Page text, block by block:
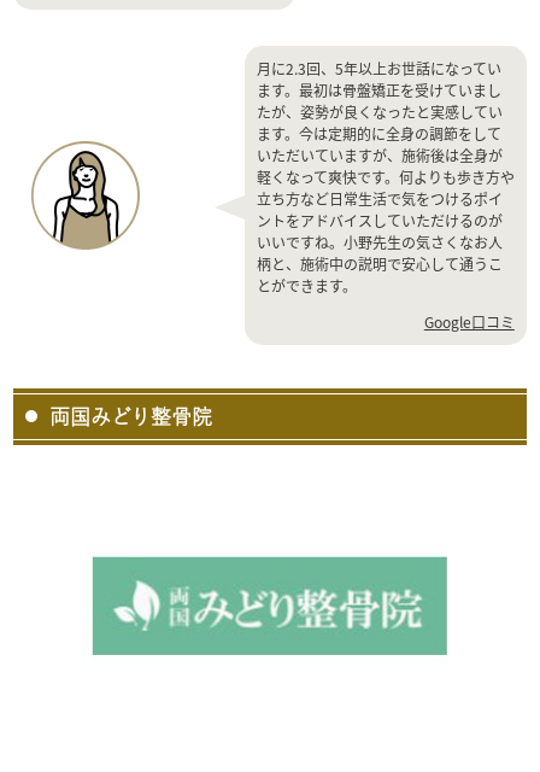
月に2.3回、5年以上お世話になってい
ます。最初は骨盤矯正を受けていまし
たが、姿勢が良くなったと実感してい
ます。今は定期的に全身の調節をして
いただいていますが、施術後は全身が
軽くなって爽快です。何よりも歩き方や
立ち方など日常生活で気をつけるポイ
ントをアドバイスしていただけるのが
いいですね。小野先生の気さくなお人
柄と、施術中の説明で安心して通うこ
とができます。
Google口コミ
両国みどり整骨院